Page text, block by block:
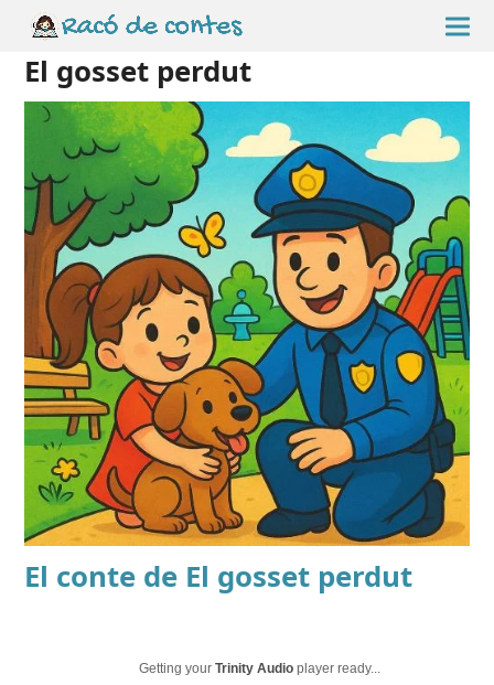
El gosset perdut
El conte de El gosset perdut
Getting yourTrinity Audio player ready...